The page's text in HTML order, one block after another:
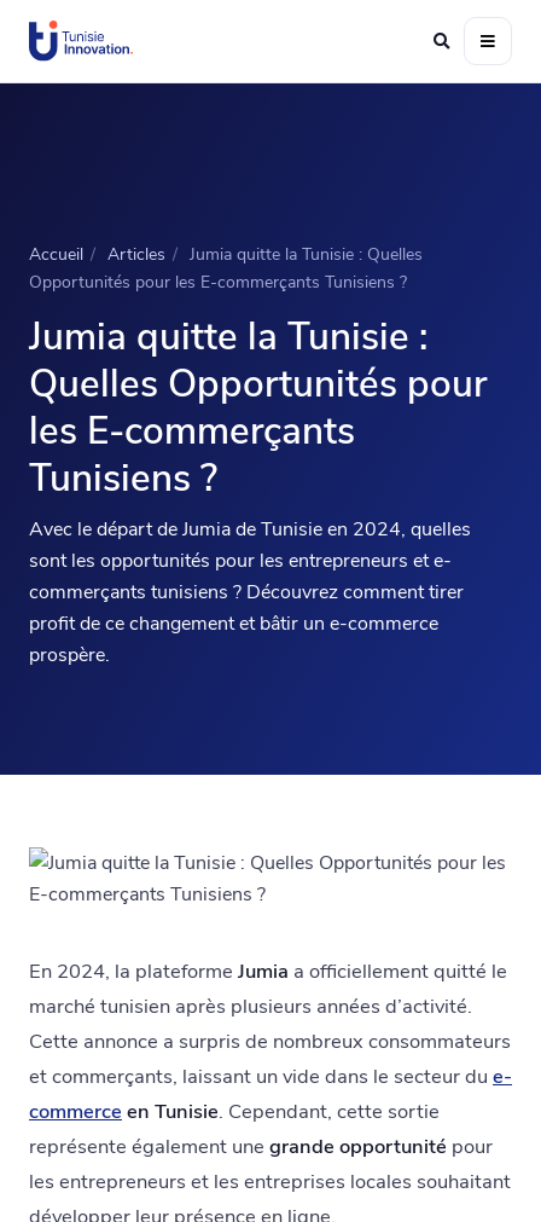
Accueil / Articles / Jumia quitte la Tunisie : Quelles
Opportunités pour les E-commerçants Tunisiens ?
Jumia quitte la Tunisie :
Quelles Opportunités pour
les E-commerçants
Tunisiens ?
Avec le départ de Jumia de Tunisie en 2024, quelles
sont les opportunités pour les entrepreneurs et e-
commerçants tunisiens ? Découvrez comment tirer
profit de ce changement et bâtir un e-commerce
prospère.
En 2024, la plateforme Jumia a officiellement quitté le
marché tunisien après plusieurs années d’activité.
Cette annonce a surpris de nombreux consommateurs
et commerçants, laissant un vide dans le secteur du e-
commerce en Tunisie. Cependant, cette sortie
représente également une grande opportunité pour
les entrepreneurs et les entreprises locales souhaitant